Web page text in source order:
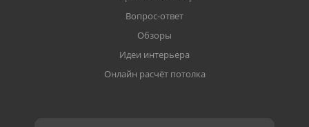
Вопрос-ответ
Обзоры
Идеи интерьера
Онлайн расчёт потолка